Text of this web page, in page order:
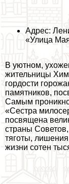
Адрес:
«Улица
В уютном,
жительницы
гордости
памятников,
Самым
«Сестра
посвящена
страны
тяготы,
жизни сотен